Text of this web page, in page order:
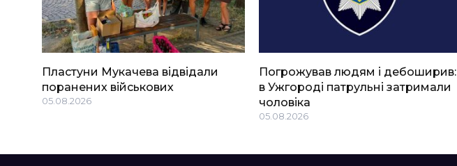
Пластуни Мукачева відвідали
поранених військових
05.08.2026
Погрожував людям і дебоширив:
в Ужгороді патрульні затримали
чоловіка
05.08.2026